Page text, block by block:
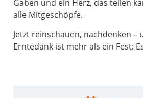
Gaben und ein Herz, das teilen
alle Mitgeschöpfe.
Jetzt reinschauen, nachdenken –
Erntedank ist mehr als ein Fest: